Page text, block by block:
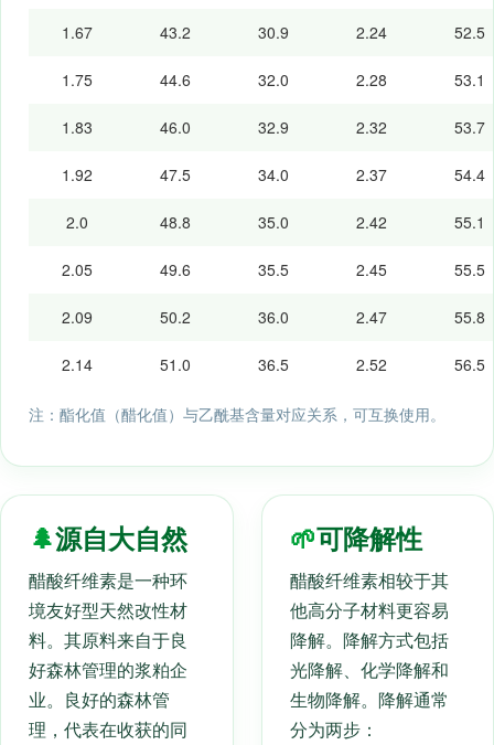
1.67 43.2 30.9 2.24 52.5
1.75 44.6 32.0 2.28 53.1
1.83 46.0 32.9 2.32 53.7
1.92 47.5 34.0 2.37 54.4
2.0 48.8 35.0 2.42 55.1
2.05 49.6 35.5 2.45 55.5
2.09 50.2 36.0 2.47 55.8
2.14 51.0 36.5 2.52 56.5
注：酯化值（醋化值）与乙酰基含量对应关系，可互换使用。
🌲源自大自然
醋酸纤维素是一种环
境友好型天然改性材
料。其原料来自于良
好森林管理的浆粕企
业。良好的森林管
理，代表在收获的同
🌱可降解性
醋酸纤维素相较于其
他高分子材料更容易
降解。降解方式包括
光降解、化学降解和
生物降解。降解通常
分为两步：